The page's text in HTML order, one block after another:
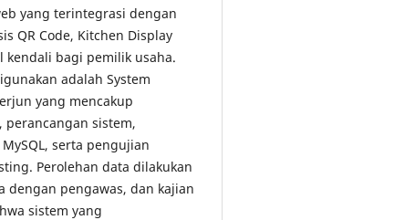
yang terintegrasi dengan
QR Code, Kitchen Display
kendali bagi pemilik usaha.
adalah System
yang mencakup
sistem,
serta pengujian
Perolehan data dilakukan
dengan pengawas, dan kajian
sistem yang